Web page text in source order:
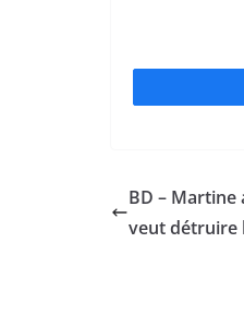
BD – Martine
veut détruire